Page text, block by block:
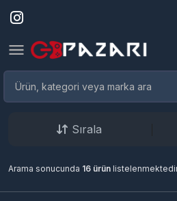
Sırala
Arama sonucunda 16 ürün